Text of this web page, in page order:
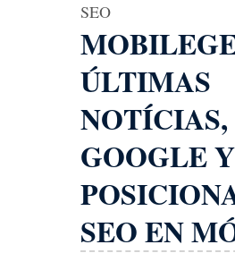
SEO
ÚLTIMAS
NOTÍCIAS,
GOOGLE
SEO EN